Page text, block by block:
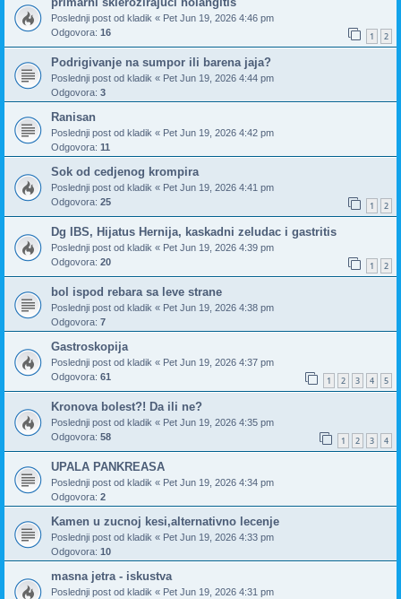
Poslednji post od kladik « Pet Jun 19, 2026 4:46 pm
Odgovora: 16 1 2
Podrigivanje na sumpor ili barena jaja?
Poslednji post od kladik « Pet Jun 19, 2026 4:44 pm
Odgovora: 3
Ranisan
Poslednji post od kladik « Pet Jun 19, 2026 4:42 pm
Odgovora: 11
Sok od cedjenog krompira
Poslednji post od kladik « Pet Jun 19, 2026 4:41 pm
Odgovora: 25 1 2
Dg IBS, Hijatus Hernija, kaskadni zeludac i gastritis
Poslednji post od kladik « Pet Jun 19, 2026 4:39 pm
Odgovora: 20 1 2
bol ispod rebara sa leve strane
Poslednji post od kladik « Pet Jun 19, 2026 4:38 pm
Odgovora: 7
Gastroskopija
Poslednji post od kladik « Pet Jun 19, 2026 4:37 pm
Odgovora: 61 1 2 3 4 5
Kronova bolest?! Da ili ne?
Poslednji post od kladik « Pet Jun 19, 2026 4:35 pm
Odgovora: 58 1 2 3 4
UPALA PANKREASA
Poslednji post od kladik « Pet Jun 19, 2026 4:34 pm
Odgovora: 2
Kamen u zucnoj kesi,alternativno lecenje
Poslednji post od kladik « Pet Jun 19, 2026 4:33 pm
Odgovora: 10
masna jetra - iskustva
Poslednji post od kladik « Pet Jun 19, 2026 4:31 pm